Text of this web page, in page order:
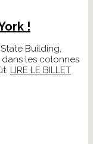
!
Building,
les colonnes
LIRE LE BILLET